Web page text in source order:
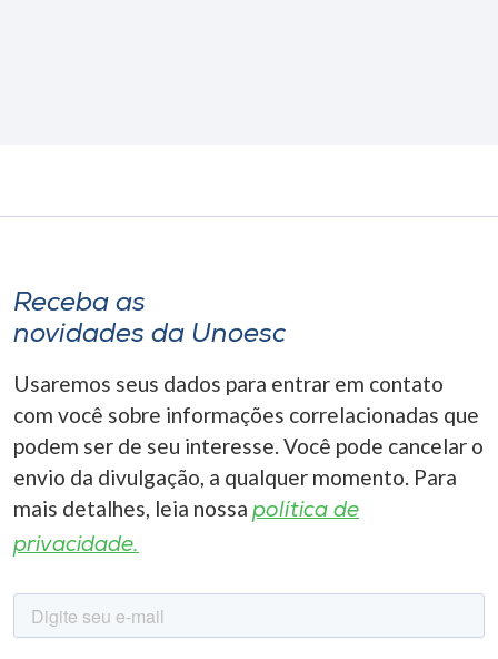
Receba as
novidades da Unoesc
Usaremos seus dados para entrar em contato
com você sobre informações correlacionadas que
podem ser de seu interesse. Você pode cancelar o
envio da divulgação, a qualquer momento. Para
mais detalhes, leia nossa política de
privacidade.